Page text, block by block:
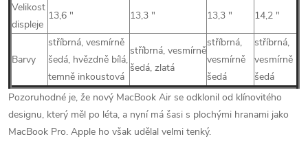
Velikost
displeje
13,6 ″ 13,3 ″ 13,3 ″ 14,2 ″
Barvy
stříbrná, vesmírně
šedá, hvězdně bílá,
temně inkoustová
stříbrná, vesmírně
šedá, zlatá
stříbrná,
vesmírně
šedá
stříbrná,
vesmírně
šedá
Pozoruhodné je, že nový MacBook Air se odklonil od klínovitého
designu, který měl po léta, a nyní má šasi s plochými hranami jako
MacBook Pro. Apple ho však udělal velmi tenký.